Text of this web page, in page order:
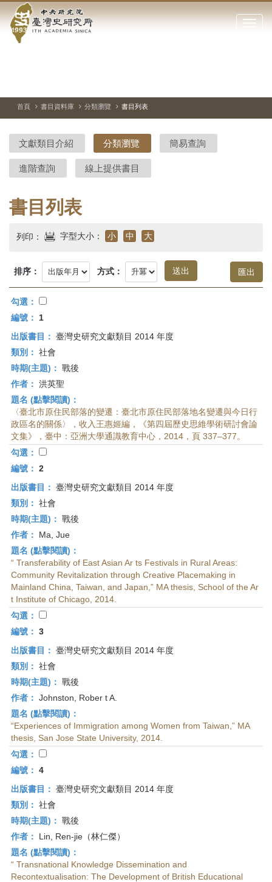
到中
央
院-
臺
灣
史
研
究
首
頁
點
閉
站
停、
圖
圖
結
首頁 書目資料庫 分類瀏覽 書目列表
文獻類目介紹 分類瀏覽 簡易查詢
進階查詢 線上提供書目
書目列表
列印： 字型大小： 小 中 大
排序： 方式：
勾選：
編號：
1
出版書目： 臺灣史研究文獻類目 2014 年度
類別： 社會
時期(主題)： 戰後
作者： 洪英聖
題名 (點擊閱讀)：
〈臺北市原住民部落的變遷：臺北市原住民部落地名變遷與今日行
政區名的關係〉，收入王惠姬編，《第四屆歷史思維學術研討會論
文集》，臺中：亞洲大學通識教育中心，2014，頁 337–377。
勾選：
編號： 2
出版書目： 臺灣史研究文獻類目 2014 年度
類別： 社會
時期(主題)： 戰後
作者：
Ma, Jue
題名 (點擊閱讀)：
“ Transferability of East Asian Ar ts Festivals in Rural Areas:
Community Revitalization through Creative Placemaking in
Mainland China, Taiwan, and Japan,” MA thesis, School of the Ar
t Institute of Chicago, 2014.
勾選：
編號： 3
出版書目： 臺灣史研究文獻類目 2014 年度
類別： 社會
時期(主題)： 戰後
作者： Johnston, Rober t A.
題名 (點擊閱讀)：
“Experiences of Immigration among Women from Taiwan,” MA
thesis, San Jose State University, 2014.
勾選：
編號： 4
出版書目： 臺灣史研究文獻類目 2014 年度
類別： 社會
時期(主題)： 戰後
作者：
Lin, Ren-jie（林仁傑）
題名 (點擊閱讀)：
“ Transnational Knowledge Dissemination and
Recontextualisation: The Development of British Educational